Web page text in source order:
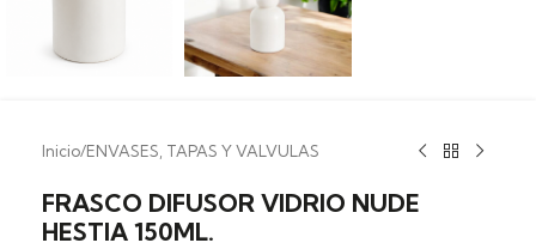
Inicio/ENVASES, TAPAS Y VALVULAS
FRASCO DIFUSOR VIDRIO NUDE
HESTIA 150ML.